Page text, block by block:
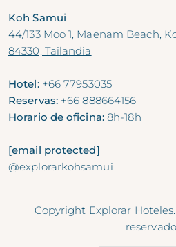
Koh Samui
44/133 Moo 1, Maenam Beach,
84330, Tailandia
Hotel: +66 77953035
Reservas: +66 888664156
Horario de oficina:8h-18h
[email protected]
@explorarkohsamui
Copyright Explorar